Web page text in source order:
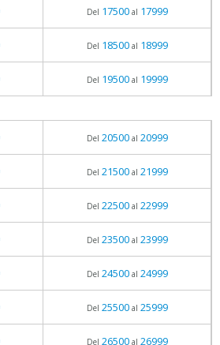
Del 17500al 17999
Del 18500al 18999
Del 19500al 19999
Del 20500al 20999
Del 21500al 21999
Del 22500al 22999
Del 23500al 23999
Del 24500al 24999
Del 25500al 25999
Del 26500al 26999